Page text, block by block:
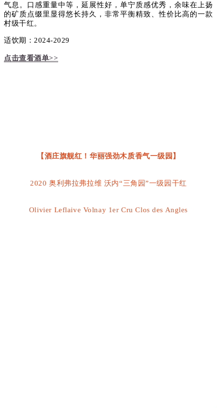
气息。口感重量中等，延展性好，单宁质感优秀，余味在上扬
的矿质点缀里显得悠长持久，非常平衡精致、性价比高的一款
村级干红。
适饮期：2024-2029
点击查看酒单>>
【酒庄旗舰红！华丽强劲木质香气一级园】
2020 奥利弗拉弗拉维 沃内“三角园”一级园干红
Olivier Leflaive Volnay 1er Cru Clos des Angles